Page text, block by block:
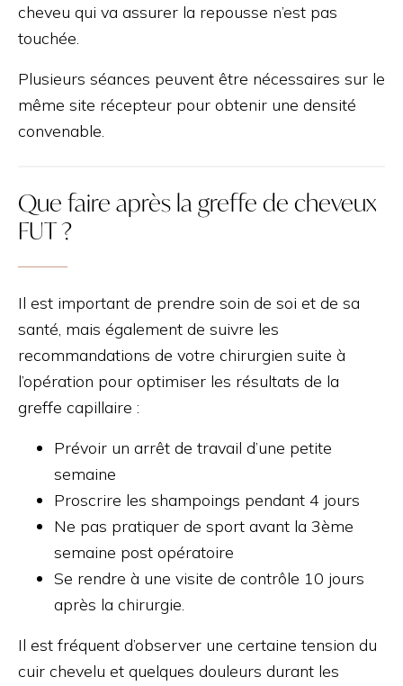
cheveu qui va assurer la repousse n’est pas
touchée.
Plusieurs séances peuvent être nécessaires sur le
même site récepteur pour obtenir une densité
convenable.
Que faire après la greffe de cheveux
FUT ?
Il est important de prendre soin de soi et de sa
santé, mais également de suivre les
recommandations de votre chirurgien suite à
l’opération pour optimiser les résultats de la
greffe capillaire :
Prévoir un arrêt de travail d’une petite
semaine
Proscrire les shampoings pendant 4 jours
Ne pas pratiquer de sport avant la 3ème
semaine post opératoire
Se rendre à une visite de contrôle 10 jours
après la chirurgie.
Il est fréquent d’observer une certaine tension du
cuir chevelu et quelques douleurs durant les